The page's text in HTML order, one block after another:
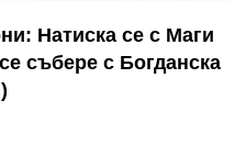
Натиска се с Маги
събере с Богданска